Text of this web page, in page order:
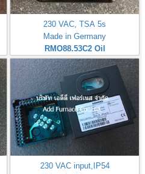
230 VAC, TSA 5s
Made in Germany
RMO88.53C2 Oil
230 VAC input,IP54